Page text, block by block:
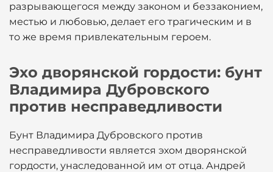
разрывающегося между законом и беззаконием,
местью и любовью, делает его трагическим и в
то же время привлекательным героем.
Эхо дворянской гордости: бунт
Владимира Дубровского
против несправедливости
Бунт Владимира Дубровского против
несправедливости является эхом дворянской
гордости, унаследованной им от отца. Андрей